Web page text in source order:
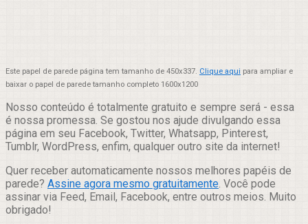
Este papel de parede página tem tamanho de 450x337. Clique aqui para ampliar e
baixar o papel de parede tamanho completo 1600x1200
Nosso conteúdo é totalmente gratuito e sempre será - essa
é nossa promessa. Se gostou nos ajude divulgando essa
página em seu Facebook, Twitter, Whatsapp, Pinterest,
Tumblr, WordPress, enfim, qualquer outro site da internet!
Quer receber automaticamente nossos melhores papéis de
parede? Assine agora mesmo gratuitamente. Você pode
assinar via Feed, Email, Facebook, entre outros meios. Muito
obrigado!